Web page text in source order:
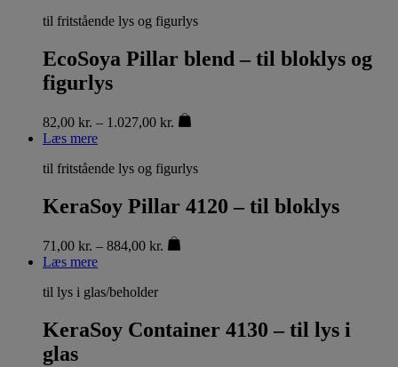
til fritstående lys og figurlys
EcoSoya Pillar blend – til bloklys og
figurlys
82,00 kr. – 1.027,00 kr.
Læs mere
til fritstående lys og figurlys
KeraSoy Pillar 4120 – til bloklys
71,00 kr. – 884,00 kr.
Læs mere
til lys i glas/beholder
KeraSoy Container 4130 – til lys i
glas